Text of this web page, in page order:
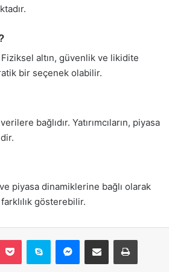
Fiziksel altın, güvenlik ve likidite
bir seçenek olabilir.
bağlıdır. Yatırımcıların, piyasa
piyasa dinamiklerine bağlı olarak
gösterebilir.
Pocket Skype Messenger
E-Posta ile paylaş Yazdır